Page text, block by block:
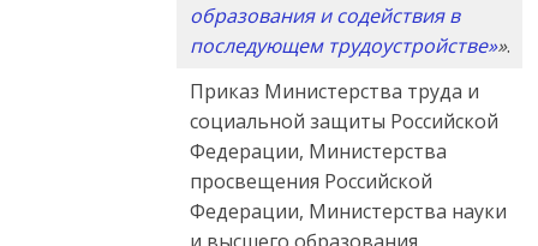
образования и содействия в
последующем трудоустройстве»».
Приказ Министерства труда и
социальной защиты Российской
Федерации, Министерства
просвещения Российской
Федерации, Министерства науки
и высшего образования